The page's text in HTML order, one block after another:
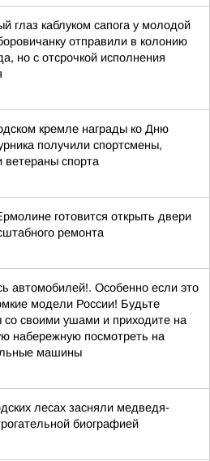
глаз каблуком сапога у молодой
отправили в колонию
но с отсрочкой исполнения
кремле награды ко Дню
получили спортсмены,
ветераны спорта
готовится открыть двери
ремонта
автомобилей!. Особенно если это
модели России! Будьте
со своими ушами и приходите на
набережную посмотреть на
машины
лесах засняли медведя-
биографией